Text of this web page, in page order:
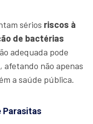
sérios riscos à
de bactérias
adequada pode
afetando não apenas
a saúde pública.
Parasitas